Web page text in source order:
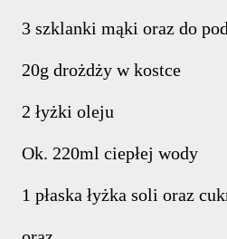
3 szklanki mąki oraz do
20g drożdży w kostce
2 łyżki oleju
Ok. 220ml ciepłej wody
1 płaska łyżka soli oraz